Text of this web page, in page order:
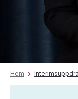
Hem